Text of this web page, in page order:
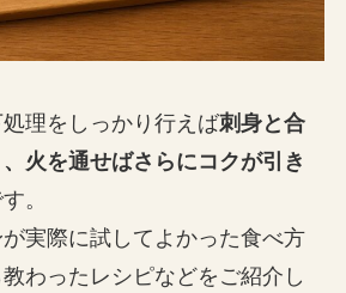
理をしっかり行えば刺身と合
火を通せばさらにコクが引き
。
実際に試してよかった食べ方
わったレシピなどをご紹介し